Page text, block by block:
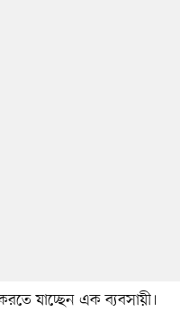
যাচ্ছেন এক ব্যবসায়ী।